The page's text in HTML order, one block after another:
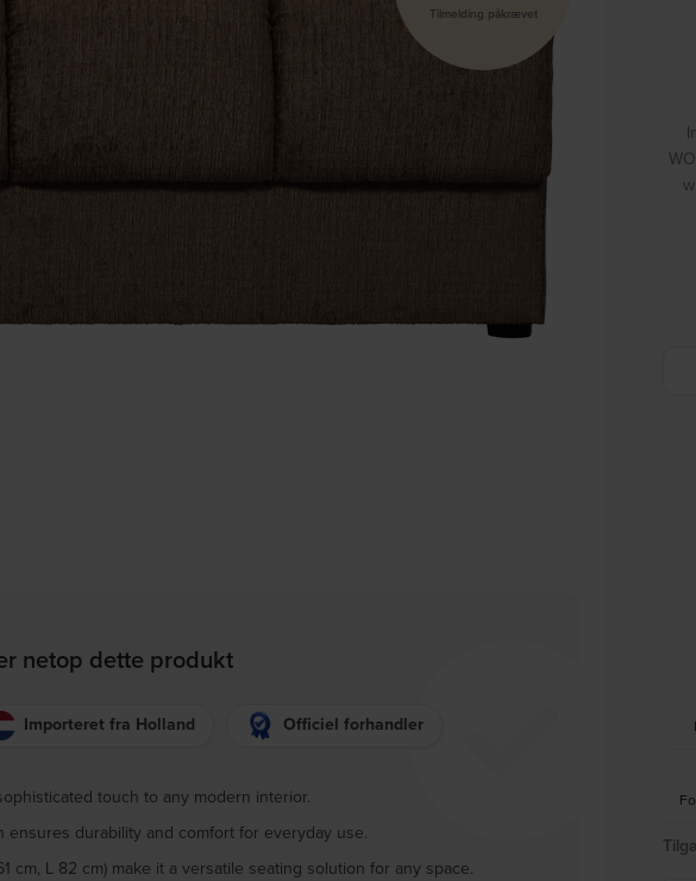
netop dette produkt
Importeret fra Holland Officiel forhandler
touch to any modern interior.
durability and comfort for everyday use.
cm, L 82 cm) make it a versatile seating solution for any space.
Tilmelding påkrævet